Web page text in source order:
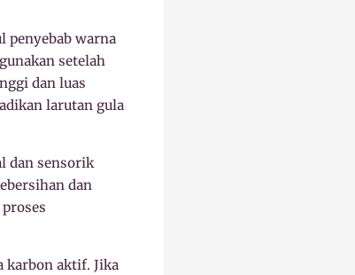
penyebab warna
setelah
dan luas
larutan gula
dan sensorik
dan
karbon aktif. Jika